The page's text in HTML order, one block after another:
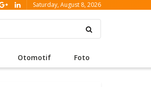
Saturday, August 8, 2026
Otomotif Foto